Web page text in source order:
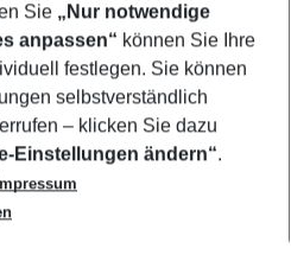
Sie „Nur notwendige
anpassen“ können Sie Ihre
festlegen. Sie können
selbstverständlich
– klicken Sie dazu
Einstellungen ändern“.